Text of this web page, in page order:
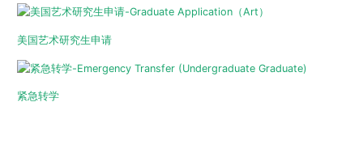
美国艺术研究生申请
紧急转学